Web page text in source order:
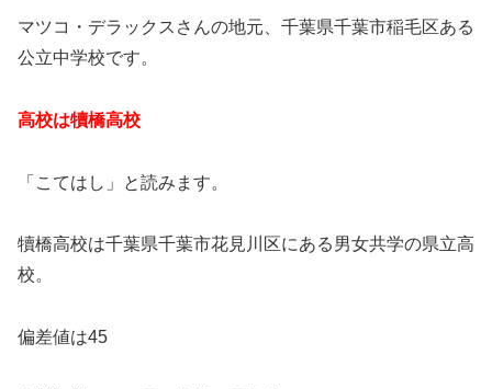
マツコ・デラックスさんの地元、千葉県千葉市稲毛区ある
公立中学校です。
高校は犢橋高校
「こてはし」と読みます。
犢橋高校は千葉県千葉市花見川区にある男女共学の県立高
校。
偏差値は45